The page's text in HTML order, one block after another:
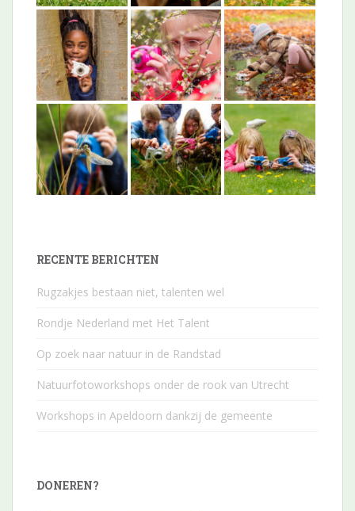
RECENTE BERICHTEN
Rugzakjes bestaan niet, talenten wel
Rondje Nederland met Het Talent
Op zoek naar natuur in de Randstad
Natuurfotoworkshops onder de rook van Utrecht
Workshops in Apeldoorn dankzij de gemeente
DONEREN?